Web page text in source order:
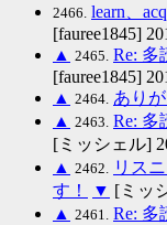
2466. learn、
[fauree1845]
▲ 2465. Re: 多
[fauree1845]
▲ 2464. あり
▲ 2463. Re: 多
[ミッシェル]
▲ 2462.
リス
す！
▼ [ミッ
▲ 2461. Re: 多